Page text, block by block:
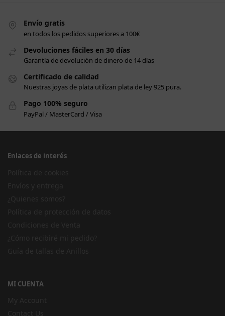
Envío gratis
en todos los pedidos superiores a 100€
Devoluciones fáciles en 30 días
Garantía de devolución de dinero de 14 días
Certificado de calidad
Nuestras joyas de plata utilizan plata de ley 925 pura.
Pago 100% seguro
PayPal / MasterCard / Visa
Enlaces de interés
MI CUENTA